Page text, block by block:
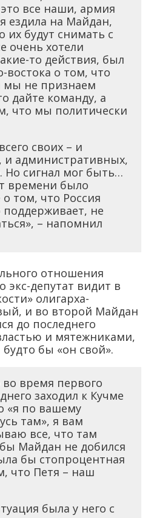
все наши, армия
ездила на Майдан,
их будут снимать с
очень хотели
то действия, был
о том, что
мы не признаем
дайте команду, а
что мы политически
своих – и
и административных,
Но сигнал мог быть…
времени было
том, что Россия
не
– напомнил
отношения
депутат видит в
олигарха-
и во второй Майдан
до последнего
и мятежниками,
бы «он свой».
время первого
заходил к Кучме
«я по вашему
там», я вам
все, что там
Майдан не добился
бы стопроцентная
что Петя – наш
была у него с